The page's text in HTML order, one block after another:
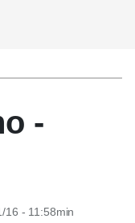
-
16 - 11:58min